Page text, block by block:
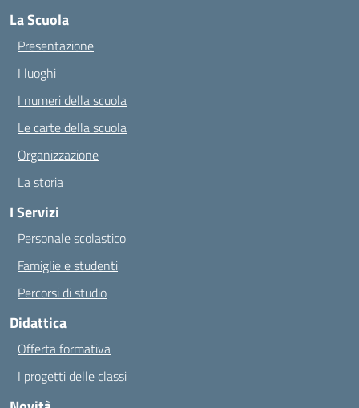
La Scuola
Presentazione
I luoghi
I numeri della scuola
Le carte della scuola
Organizzazione
La storia
I Servizi
Personale scolastico
Famiglie e studenti
Percorsi di studio
Didattica
Offerta formativa
I progetti delle classi